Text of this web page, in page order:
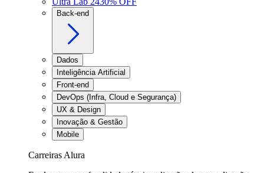
Back-end
Dados
Inteligência Artificial
Front-end
DevOps (Infra, Cloud e Segurança)
UX & Design
Inovação & Gestão
Mobile
Carreiras Alura